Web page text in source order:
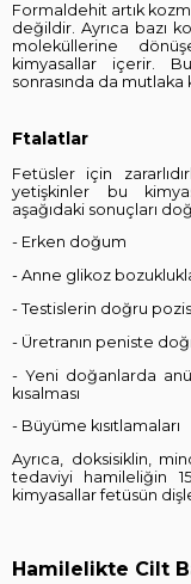
Formaldehit artık
değildir. Ayrıca bazı
moleküllerine
kimyasallar içerir.
sonrasında da mutlaka
Ftalatlar
Fetüsler için
yetişkinler bu
aşağıdaki sonuçları
- Erken doğum
- Anne glikoz
- Testislerin doğru
- Üretranın peniste
- Yeni doğanlarda
kısalması
- Büyüme kısıtlamaları
Ayrıca, doksisiklin,
tedaviyi hamileliğin
kimyasallar fetüsün
Hamilelikte Cilt